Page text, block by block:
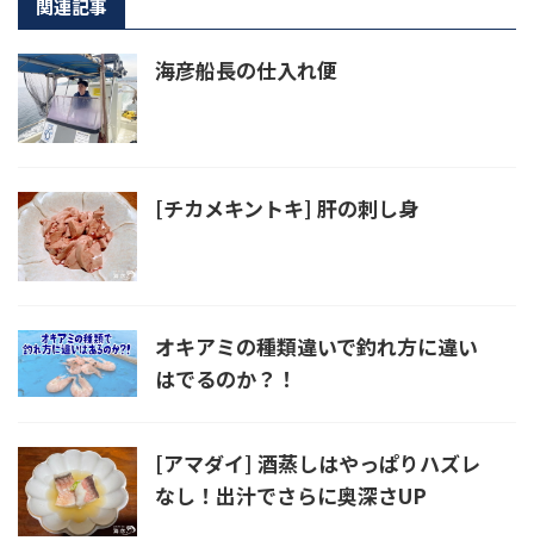
関連記事
海彦船長の仕入れ便
[チカメキントキ] 肝の刺し身
オキアミの種類違いで釣れ方に違い
はでるのか？！
[アマダイ] 酒蒸しはやっぱりハズレ
なし！出汁でさらに奥深さUP